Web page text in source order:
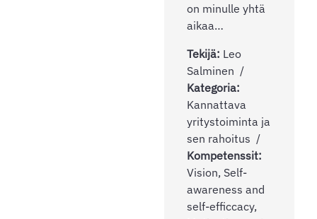
on minulle yhtä
aikaa…
Tekijä: Leo
Salminen
Kategoria:
Kannattava
yritystoiminta ja
sen rahoitus
Kompetenssit:
Vision, Self-
awareness and
self-efficcacy,